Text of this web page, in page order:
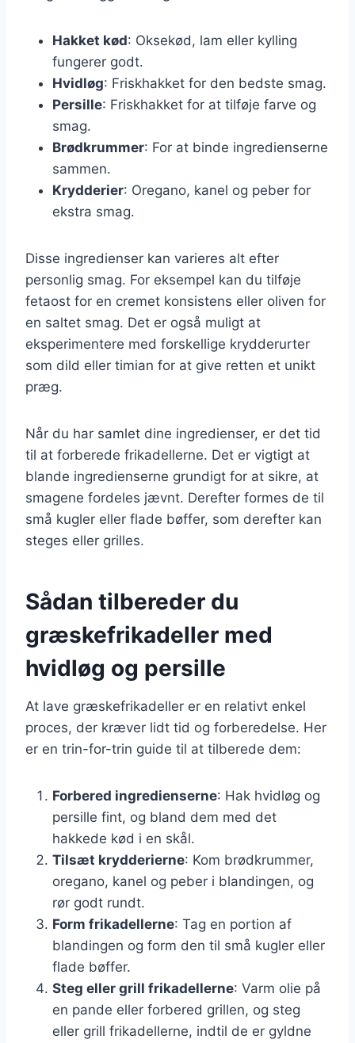
Hakket kød: Oksekød, lam eller kylling
fungerer godt.
Hvidløg: Friskhakket for den bedste smag.
Persille: Friskhakket for at tilføje farve og
smag.
Brødkrummer: For at binde ingredienserne
sammen.
Krydderier: Oregano, kanel og peber for
ekstra smag.
Disse ingredienser kan varieres alt efter
personlig smag. For eksempel kan du tilføje
fetaost for en cremet konsistens eller oliven for
en saltet smag. Det er også muligt at
eksperimentere med forskellige krydderurter
som dild eller timian for at give retten et unikt
præg.
Når du har samlet dine ingredienser, er det tid
til at forberede frikadellerne. Det er vigtigt at
blande ingredienserne grundigt for at sikre, at
smagene fordeles jævnt. Derefter formes de til
små kugler eller flade bøffer, som derefter kan
steges eller grilles.
Sådan tilbereder du
græskefrikadeller med
hvidløg og persille
At lave græskefrikadeller er en relativt enkel
proces, der kræver lidt tid og forberedelse. Her
er en trin-for-trin guide til at tilberede dem:
Forbered ingredienserne: Hak hvidløg og
persille fint, og bland dem med det
hakkede kød i en skål.
Tilsæt krydderierne: Kom brødkrummer,
oregano, kanel og peber i blandingen, og
rør godt rundt.
Form frikadellerne: Tag en portion af
blandingen og form den til små kugler eller
flade bøffer.
Steg eller grill frikadellerne: Varm olie på
en pande eller forbered grillen, og steg
eller grill frikadellerne, indtil de er gyldne